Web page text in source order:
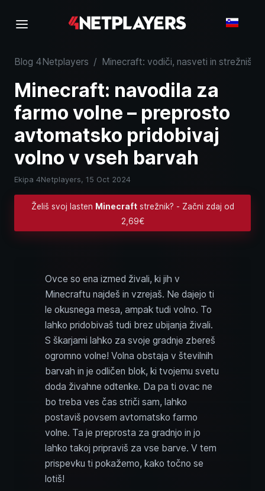
Blog 4Netplayers / Minecraft: vodiči, nasveti in strežniško
Minecraft: navodila za
farmo volne – preprosto
avtomatsko pridobivaj
volno v vseh barvah
Ekipa 4Netplayers, 15 Oct 2024
Želiš svoj lasten Minecraftstrežnik? - Začni zdaj od
2,69€
Ovce so ena izmed živali, ki jih v
Minecraftu najdeš in vzrejaš. Ne dajejo ti
le okusnega mesa, ampak tudi volno. To
lahko pridobivaš tudi brez ubijanja živali.
S škarjami lahko za svoje gradnje zbereš
ogromno volne! Volna obstaja v številnih
barvah in je odličen blok, ki tvojemu svetu
doda živahne odtenke. Da pa ti ovac ne
bo treba ves čas striči sam, lahko
postaviš povsem avtomatsko farmo
volne. Ta je preprosta za gradnjo in jo
lahko takoj pripraviš za vse barve. V tem
prispevku ti pokažemo, kako točno se
lotiš!